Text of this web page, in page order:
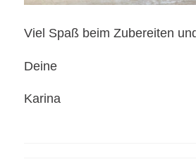
Viel Spaß beim Zubereiten
Deine
Karina